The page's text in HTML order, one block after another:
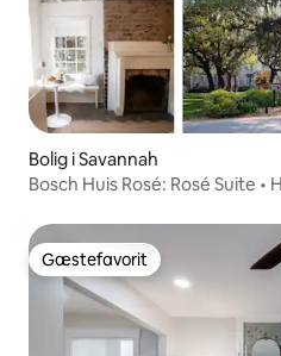
Bolig i Savannah
Bosch Huis Rosé: Rosé Suite •
Gæstefavorit
Gæstefavorit